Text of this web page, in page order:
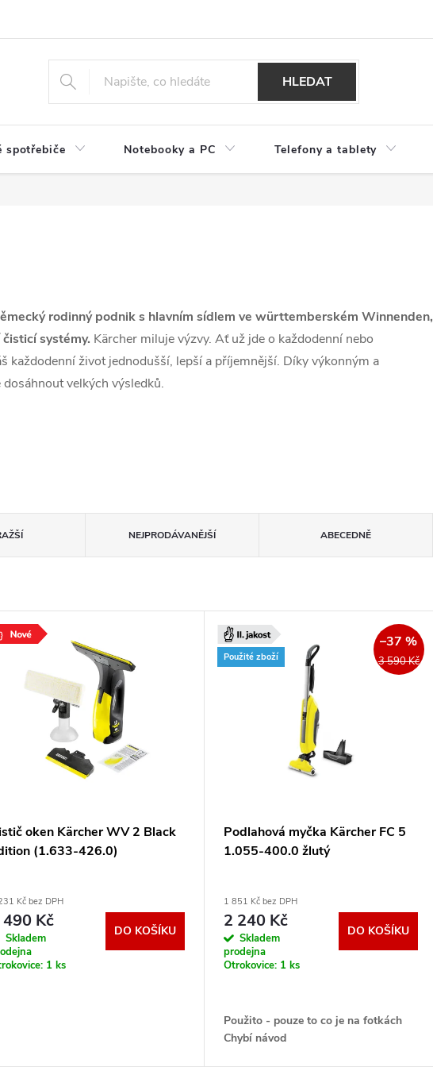
HLEDAT
spotřebiče Notebooky a PC Telefony a tablety
rodinný podnik s hlavním sídlem ve württemberském Winnenden,
systémy. Kärcher miluje výzvy. Ať už jde o každodenní nebo
každodenní život jednodušší, lepší a příjemnější. Díky výkonným a
velkých výsledků.
NEJPRODÁVANĚJŠÍ ABECEDNĚ
oken Kärcher WV 2 Black
(1.633-426.0)
Kč bez DPH
490 Kč
Skladem
1 ks
DO KOŠÍKU
Použité zboží 3 590 Kč
–37 %
Podlahová myčka Kärcher FC 5
1.055-400.0 žlutý
1 851 Kč bez DPH
2 240 Kč
Skladem
prodejna
Otrokovice: 1 ks
DO KOŠÍKU
Použito - pouze to co je na fotkách
Chybí návod